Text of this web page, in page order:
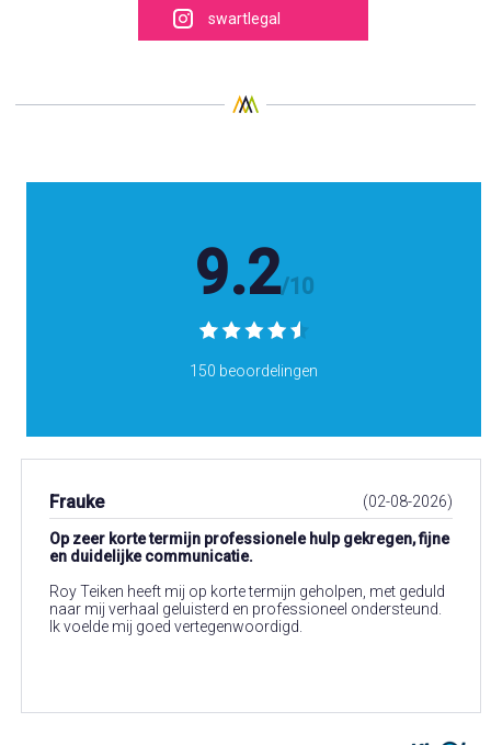
swartlegal
9.2/10
150 beoordelingen
Frauke (02-08-2026)
Op zeer korte termijn professionele hulp gekregen, fijne
en duidelijke communicatie.
Roy Teiken heeft mij op korte termijn geholpen, met geduld
naar mij verhaal geluisterd en professioneel ondersteund.
Ik voelde mij goed vertegenwoordigd.